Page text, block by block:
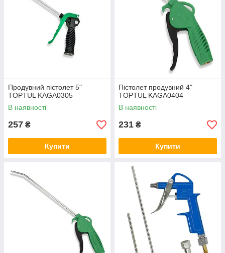
Продувний пістолет 5"
TOPTUL KAGA0305
В наявності
257 ₴
Купити
Пістолет продувний 4"
TOPTUL KAGA0404
В наявності
231 ₴
Купити